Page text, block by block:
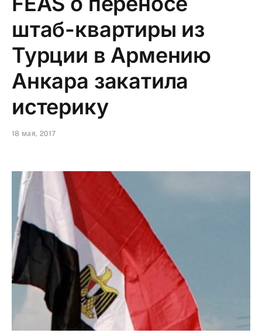
штаб-квартиры из
Турции в Армению
Анкара закатила
истерику
18 мая, 2017